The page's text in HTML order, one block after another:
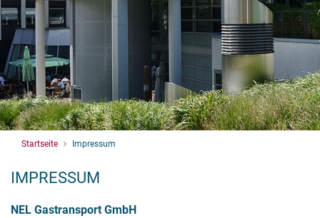
Startseite Impressum
IMPRESSUM
NEL Gastransport GmbH